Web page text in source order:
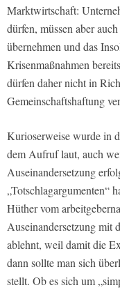
Marktwirtschaft:
dürfen, müssen aber
übernehmen und das
Krisenmaßnahmen
dürfen daher nicht in
Gemeinschaftshaftung
Kurioserweise wurde in
dem Aufruf laut, auch
Auseinandersetzung
„Totschlagargumenten“
Hüther vom
Auseinandersetzung mit
ablehnt, weil damit die
dann sollte man sich
stellt. Ob es sich um